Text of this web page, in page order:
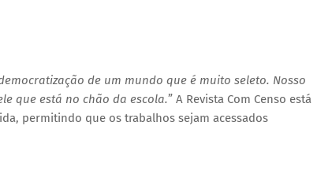
de um mundo que é muito seleto. Nosso
que está no chão da escola.” A Revista Com Censo está
permitindo que os trabalhos sejam acessados